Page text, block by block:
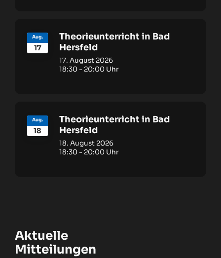
17
Aug.
Theorieunterricht in Bad
Hersfeld
17. August 2026
18:30 - 20:00
18
Aug.
Theorieunterricht in Bad
Hersfeld
18. August 2026
18:30 - 20:00
Aktuelle
Mitteilungen